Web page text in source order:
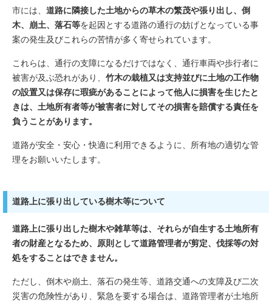
市には、 道路に隣接した土地からの草木の繁茂や張り出し、倒
木、崩土、落石等を起因とする道路の通行の妨げとなっている事
案の発生及びこれらの苦情が多く寄せられています。
これらは、通行の支障になるだけではなく、通行車両や歩行者に
被害が及ぶ恐れがあり、 竹木の栽植又は支持並びに土地の工作物
の設置又は保存に瑕疵があることによって他人に損害を生じたと
きは、土地所有者等が被害者に対してその損害を賠償する責任を
負うことがあります。
道路が安全・安心・快適に利用できるように、所有地の適切な管
理をお願いいたします。
道路上に張り出している樹木等について
道路上に張り出した樹木や雑草等は、それらが自生する土地所有
者の財産となるため、原則として道路管理者が剪定、伐採等の対
処をすることはできません。
ただし、倒木や崩土、落石の発生等、道路交通への支障及び二次
災害の危険性があり、緊急を要する場合は、道路管理者が土地所